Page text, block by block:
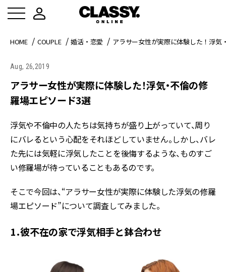
HOME COUPLE 婚活・恋愛 アラサー女性が実際に体験した！浮気
Aug, 26,2019
アラサー女性が実際に体験した！浮気・不倫の修
羅場エピソード3選
浮気や不倫中の人たちは気持ちが盛り上がっていて、周り
にバレるという心配をそれほどしていません。しかし、バレ
た先には気軽に浮気したことを後悔するような、ものすご
い修羅場が待っていることもあるのです。
そこで今回は、“アラサー女性が実際に体験した浮気の修羅
場エピソード”について調査してみました。
1．彼不在の家で浮気相手と鉢合わせ